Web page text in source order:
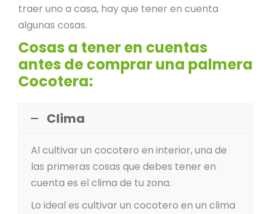
traer uno a casa, hay que tener en cuenta
algunas cosas.
Cosas a tener en cuentas
antes de comprar una palmera
Cocotera:
Clima
Al cultivar un cocotero en interior, una de
las primeras cosas que debes tener en
cuenta es el clima de tu zona.
Lo ideal es cultivar un cocotero en un clima